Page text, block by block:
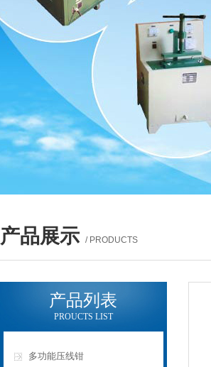
产品展示 / PRODUCTS
产品列表
PROUCTS LIST
多功能压线钳